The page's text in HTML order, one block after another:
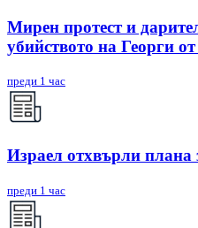
Мирен протест и
убийството на Георги
преди 1 час
Израел отхвърли плана
преди 1 час